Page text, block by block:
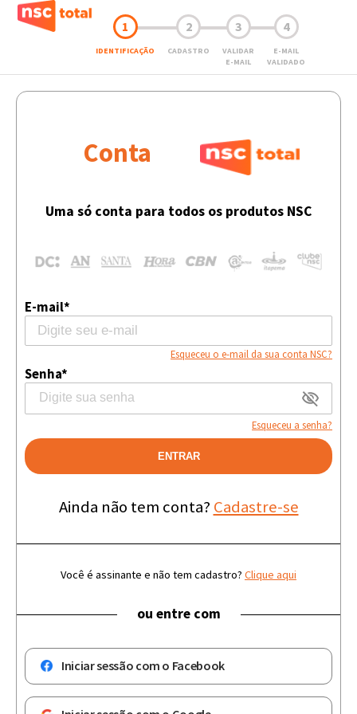
1
IDENTIFICAÇÃO
2
CADASTRO
3
VALIDAR
E-MAIL
4
E-MAIL
VALIDADO
Conta
Uma só conta para todos os produtos NSC
E-mail*
Esqueceu o e-mail da sua conta NSC?
Senha*
Esqueceu a senha?
ENTRAR
Ainda não tem conta? Cadastre-se
Você é assinante e não tem cadastro? Clique aqui
ou entre com
Iniciar sessão com o Facebook